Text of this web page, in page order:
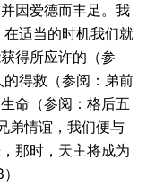
因爱德而丰足。我
适当的时机我们就
得所应许的（参
得救（参阅：弟前
命（参阅：格后五
弟情谊，我们便与
那时，天主将成为